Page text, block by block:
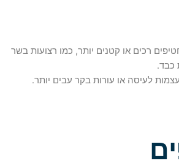
רכים או קטנים יותר, כמו רצועות בשר
כבד.
עצמות לעיסה או עורות בקר עבים יותר.